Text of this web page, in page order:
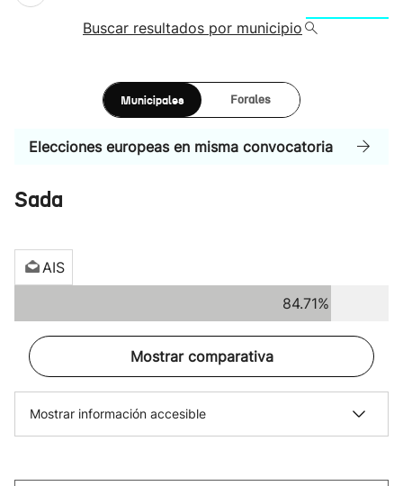
Buscar resultados por municipio
Municipales Forales
Elecciones europeas en misma convocatoria
Sada
AIS
84.71%
Mostrar comparativa
Mostrar información accesible